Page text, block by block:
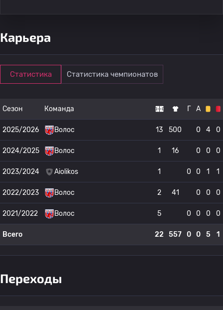
Карьера
Статистика Статистика чемпионатов
Сезон Команда Г А
2025/2026 Волос 13 500 0 4 0
2024/2025 Волос 1 16 0 0 0
2023/2024 Aiolikos 1 0 0 1 1
2022/2023 Волос 2 41 0 0 0
2021/2022 Волос 5 0 0 0 0
Всего 22 557 0 0 5 1
Переходы